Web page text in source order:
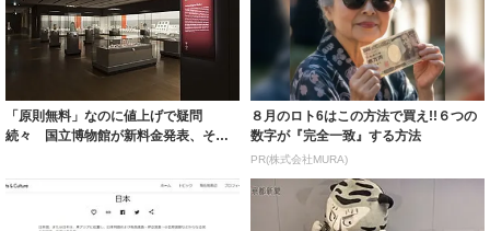
「原則無料」なのに値上げで疑問
続々 国立博物館が新料金発表、その
８月のロト6はこの方法で買え!!６つの
数字が『完全一致』する方法
PR(株式会社MURA)